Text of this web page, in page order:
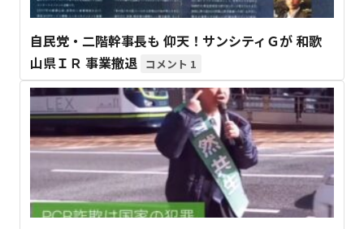
自民党・二階幹事長も 仰天！サンシティＧが 和歌
山県ＩＲ 事業撤退
1